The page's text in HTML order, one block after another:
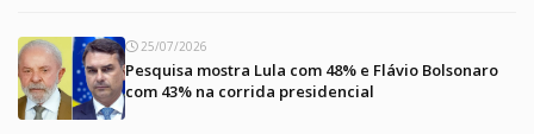
25/07/2026
Pesquisa mostra Lula com 48% e Flávio Bolsonaro
com 43% na corrida presidencial